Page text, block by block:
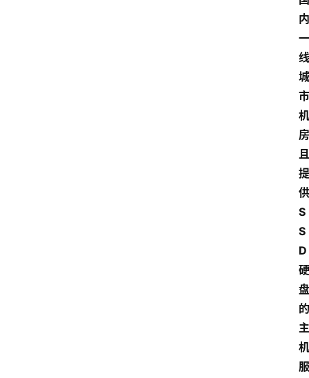
内
一
线
城
市
机
房
且
提
供
S
S
D
硬
盘
的
主
机
服